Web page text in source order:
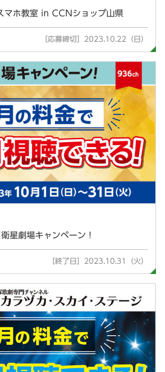
マホ教室 in CCNショップ山県
［応募締切］2023.10.22（日）
星劇場キャンペーン！
［終了日］2023.10.31（火）